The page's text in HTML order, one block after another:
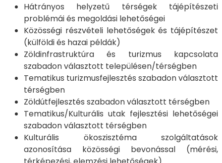
Hátrányos helyzetű térségek tájépítészeti
problémái és megoldási lehetőségei
Közösségi részvételi lehetőségek és tájépítészet
(külföldi és hazai példák)
Zöldinfrastruktúra és turizmus kapcsolata
szabadon választott településen/térségben
Tematikus turizmusfejlesztés szabadon választott
térségben
Zöldútfejlesztés szabadon választott térségben
Tematikus/Kulturális utak fejlesztési lehetőségei
szabadon választott térségben
Kulturális ökoszisztéma szolgáltatások
azonosítása közösségi bevonással (mérési,